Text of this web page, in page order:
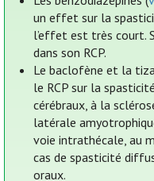
un effet sur la
l’effet est très court.
dans son RCP.
Le baclofène et la
le RCP sur la
cérébraux, à la
latérale
voie intrathécale, au
cas de spasticité
oraux.